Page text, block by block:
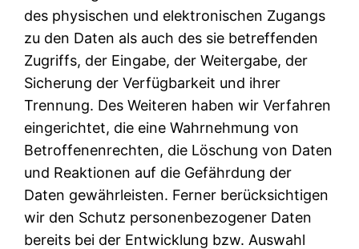
des physischen und elektronischen Zugangs
zu den Daten als auch des sie betreffenden
Zugriffs, der Eingabe, der Weitergabe, der
Sicherung der Verfügbarkeit und ihrer
Trennung. Des Weiteren haben wir Verfahren
eingerichtet, die eine Wahrnehmung von
Betroffenenrechten, die Löschung von Daten
und Reaktionen auf die Gefährdung der
Daten gewährleisten. Ferner berücksichtigen
wir den Schutz personenbezogener Daten
bereits bei der Entwicklung bzw. Auswahl